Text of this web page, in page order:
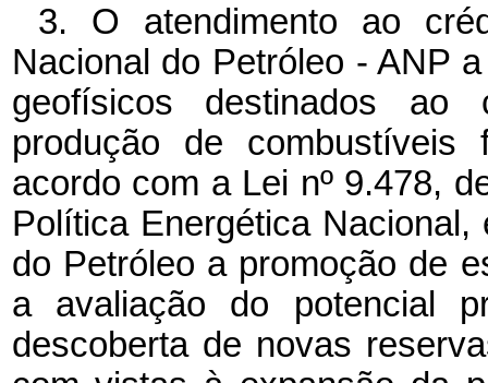
3. O atendimento ao
Nacional do Petróleo - ANP
geofísicos destinados ao
produção de
acordo com a Lei nº 9.478,
Política Energética
do Petróleo a promoção de
a avaliação do potencial
descoberta de novas